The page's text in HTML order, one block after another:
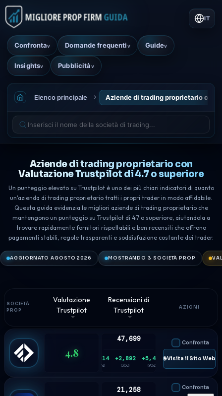
Confrontav Domande frequentiv Guidev
Insightsv Pubblicitàv
IT
Elenco principale Aziende di trading proprietario con
Aziende di trading proprietario con
Valutazione Trustpilot di 4.7 o superiore
Un punteggio elevato su Trustpilot è uno dei più chiari indicatori di quanto
un'azienda di trading proprietario tratti i propri trader in modo affidabile.
Questa guida evidenzia le migliori aziende di trading proprietario che
mantengono un punteggio su Trustpilot di 4.7 o superiore, aiutandola a
trovare rapidamente fornitori rispettabili e ben recensiti che offrono
pagamenti stabili, regole trasparenti e soddisfazione costante dei trader.
AGGIORNATO AGOSTO 2026 MOSTRANDO 3 SOCIETÀ PROP
SOCIETÀ
PROP
Valutazione
Trustpilot
Recensioni di
Trustpilot
AZIONI
4.8
47,699
+814
(7d)
+2,892
(30d)
+5,459
(90d)
Confronta
🌐 Visita il Sito Web
21,258 Confronta